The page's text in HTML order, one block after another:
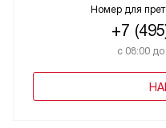
Номер для
+7
с 08:00